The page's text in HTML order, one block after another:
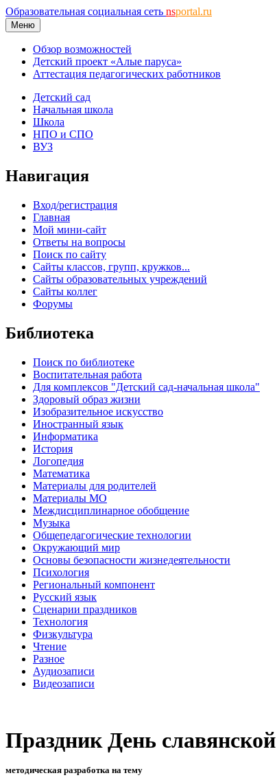
Образовательная социальная сеть nsportal.ru
Меню
Обзор возможностей
Детский проект «Алые паруса»
Аттестация педагогических работников
Детский сад
Начальная школа
Школа
НПО и СПО
ВУЗ
Навигация
Вход/регистрация
Главная
Мой мини-сайт
Ответы на вопросы
Поиск по сайту
Сайты классов, групп, кружков...
Сайты образовательных учреждений
Сайты коллег
Форумы
Библиотека
Поиск по библиотеке
Воспитательная работа
Для комплексов "Детский сад-начальная школа"
Здоровый образ жизни
Изобразительное искусство
Иностранный язык
Информатика
История
Логопедия
Математика
Материалы для родителей
Материалы МО
Междисциплинарное обобщение
Музыка
Общепедагогические технологии
Окружающий мир
Основы безопасности жизнедеятельности
Психология
Региональный компонент
Русский язык
Сценарии праздников
Технология
Физкультура
Чтение
Разное
Аудиозаписи
Видеозаписи
Праздник День
методическая разработка на тему